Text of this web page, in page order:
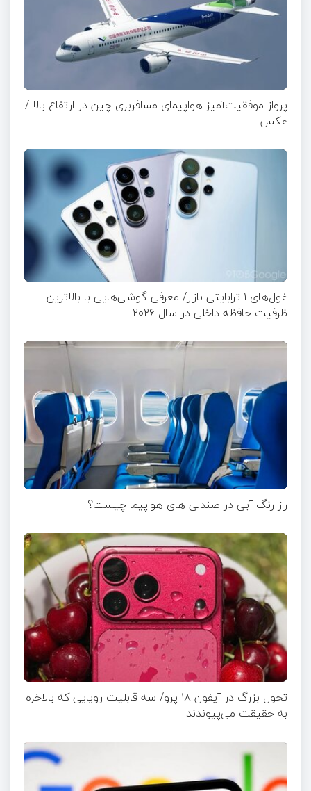
پرواز موفقیت‌آمیز هواپیمای مسافربری چین در ارتفاع بالا /
عکس
غول‌های ۱ ترابایتی بازار/ معرفی گوشی‌هایی با بالاترین
ظرفیت حافظه داخلی در سال ۲۰۲۶
راز رنگ آبی در صندلی های هواپیما چیست؟
تحول بزرگ در آیفون ۱۸ پرو/ سه قابلیت رویایی که بالاخره
به حقیقت می‌پیوندند